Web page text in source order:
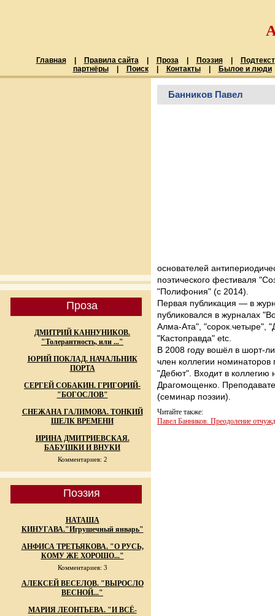
Главная Правила сайта Проза Поэзия
Подтекст
партнёры
Поиск Контакты Былое и люди
Проза
ДМИТРИЙ КАННУНИКОВ.
"Толерантность, или ..."
ЮРИЙ ПОКЛАД. НАЧАЛЬНИК
ПОРТА
СЕРГЕЙ СОБАКИН. ГРИГОРИЙ-
"БОГОСЛОВ"
СНЕЖАНА ГАЛИМОВА. ТОНКИЙ
ШЕЛК ВРЕМЕНИ
ИРИНА ДМИТРИЕВСКАЯ.
БАБУШКИ И ВНУКИ
Комментариев: 2
Поэзия
НАТАША
КИНУГАВА."Игрушечный январь"
АНФИСА ТРЕТЬЯКОВА. "О РУСЬ,
КОМУ ЖЕ ХОРОШО..."
Комментариев: 3
АЛЕКСЕЙ ВЕСЕЛОВ. "ВЫРОСЛО
ВЕСНОЙ..."
МАРИЯ ЛЕОНТЬЕВА. "И ВСЁ-
Банников Павел
основателей
поэтического фестиваля
"Полифония" (с 2014).
Первая публикация — в
публиковался в журналах
Алма-Ата", "сорок.четыре",
"Кастоправда" etc.
В 2008 году вошёл в шорт-
член коллегии
"Дебют". Входит в
Драгомощенко.
(семинар поэзии).
Читайте также:
Павел Банников. Преодоление